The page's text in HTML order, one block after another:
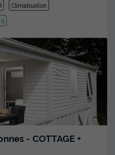
Climatisation
6
- COTTAGE +